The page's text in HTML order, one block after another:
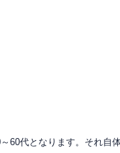
60代となります。それ自